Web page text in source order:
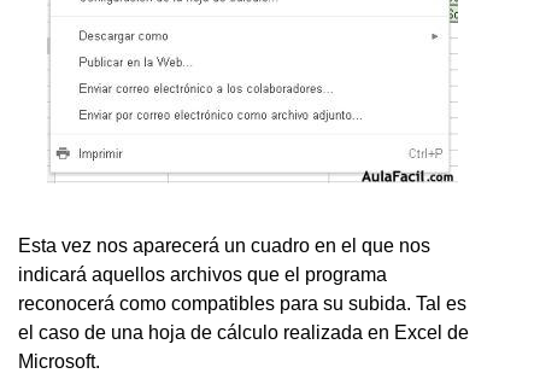
Esta vez nos aparecerá un cuadro en el que nos
indicará aquellos archivos que el programa
reconocerá como compatibles para su subida. Tal es
el caso de una hoja de cálculo realizada en Excel de
Microsoft.